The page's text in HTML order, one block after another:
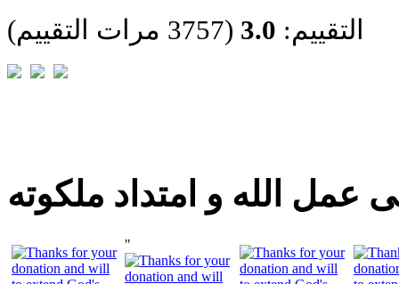
التقييم: 3.0 (3757 مرات التقييم)
عمل الله و امتداد ملكوته
"